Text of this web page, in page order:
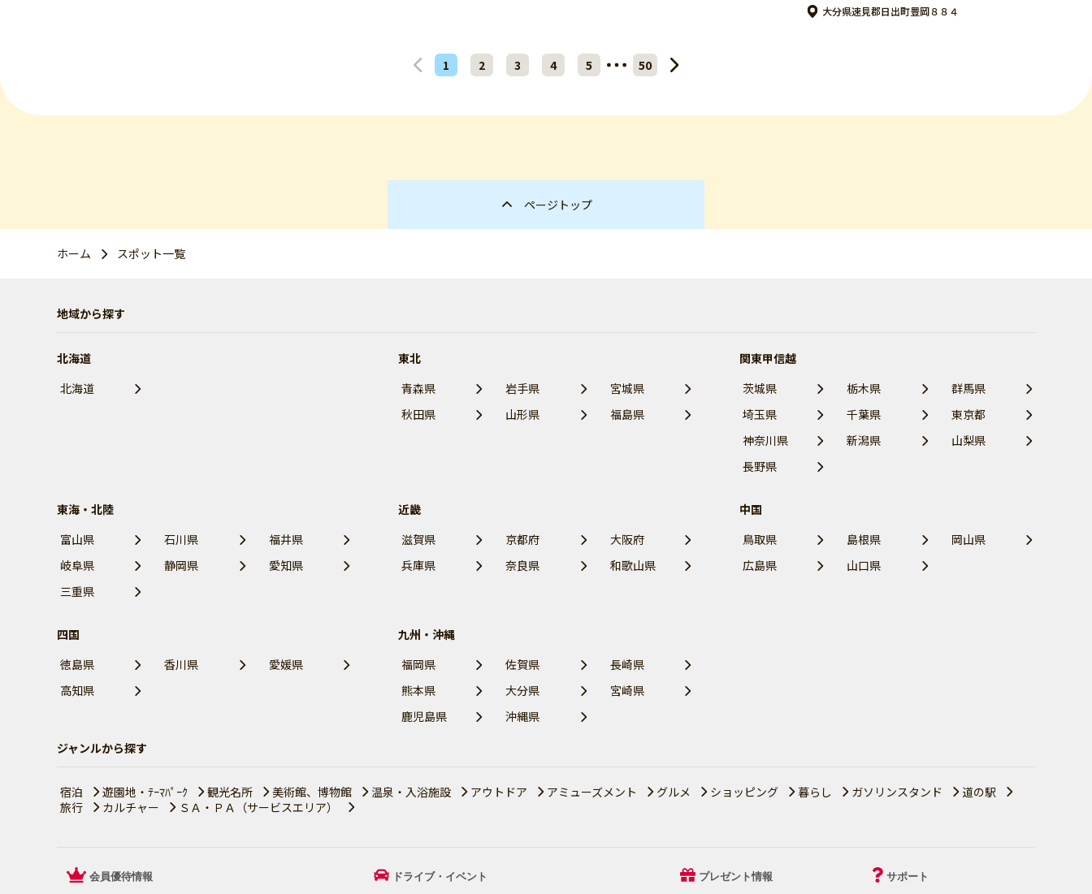
大分県速見郡日出町豊岡８８４
1 2 3 4 5 50
ページトップ
ホーム スポット一覧
地域から探す
北海道
北海道
東北
青森県
岩手県
宮城県
秋田県
山形県 福島県
関東甲信越
茨城県
栃木県
群馬県
埼玉県
千葉県
東京都
神奈川県
新潟県
山梨県
長野県
東海・北陸
富山県
石川県
福井県
岐阜県
静岡県
愛知県
三重県
近畿
滋賀県
京都府
大阪府
兵庫県
奈良県 和歌山県
中国
鳥取県
島根県
岡山県
広島県
山口県
四国
徳島県
香川県
愛媛県
高知県
九州・沖縄
福岡県
佐賀県
長崎県
熊本県
大分県
宮崎県
鹿児島県
沖縄県
ジャンルから探す
宿泊 遊園地・ﾃｰﾏﾊﾟｰｸ 観光名所 美術館、博物館 温泉・入浴施設 アウトドア アミューズメント グルメ ショッピング 暮らし ガソリンスタンド
道の駅
旅行
カルチャー ＳＡ・ＰＡ（サービスエリア）
会員優待情報 ドライブ・イベント プレゼント情報 サポート